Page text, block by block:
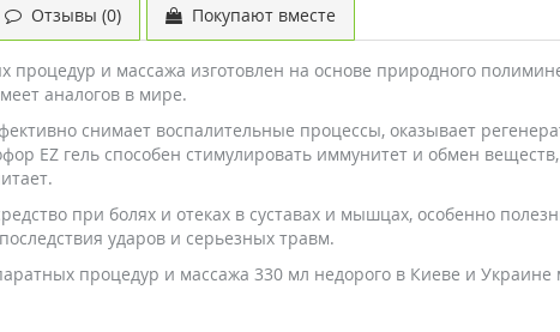
Отзывы (0) Покупают вместе
процедур и массажа изготовлен на основе природного
аналогов в мире.
снимает воспалительные процессы, оказывает
EZ гель способен стимулировать иммунитет и обмен
при болях и отеках в суставах и мышцах, особенно
ударов и серьезных травм.
процедур и массажа 330 мл недорого в Киеве и